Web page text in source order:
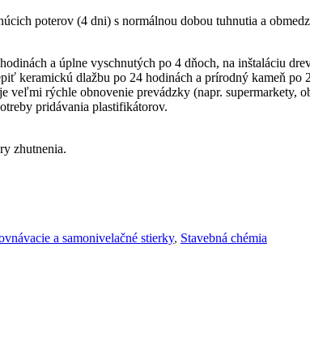
poterov (4 dni) s normálnou dobou tuhnutia a
a úplne vyschnutých po 4 dňoch, na inštaláciu
keramickú dlažbu po 24 hodinách a prírodný kameň po
veľmi rýchle obnovenie prevádzky (napr. supermarkety,
pridávania plastifikátorov.
zhutnenia.
a samonivelačné stierky, Stavebná chémia